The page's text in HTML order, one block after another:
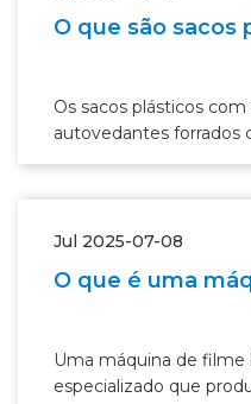
O que são sacos
Os sacos plásticos
autovedantes forrados
Jul 2025-07-08
O que é uma
Uma máquina de
especializado que